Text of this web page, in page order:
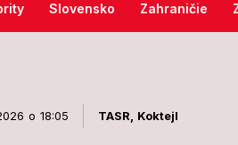
Slovensko Zahraničie
o 18:05 TASR, Koktejl